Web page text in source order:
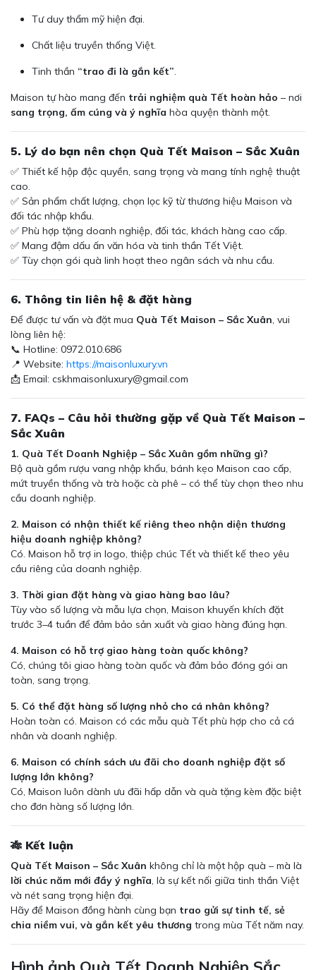
Tư duy thẩm mỹ hiện đại.
Chất liệu truyền thống Việt.
Tinh thần “trao đi là gắn kết”.
Maison tự hào mang đến trải nghiệm quà Tết hoàn hảo – nơi
sang trọng, ấm cúng và ý nghĩa hòa quyện thành một.
5. Lý do bạn nên chọn Quà Tết Maison – Sắc Xuân
✅ Thiết kế hộp độc quyền, sang trọng và mang tính nghệ thuật
cao.
✅ Sản phẩm chất lượng, chọn lọc kỹ từ thương hiệu Maison và
đối tác nhập khẩu.
✅ Phù hợp tặng doanh nghiệp, đối tác, khách hàng cao cấp.
✅ Mang đậm dấu ấn văn hóa và tinh thần Tết Việt.
✅ Tùy chọn gói quà linh hoạt theo ngân sách và nhu cầu.
6. Thông tin liên hệ & đặt hàng
Để được tư vấn và đặt mua Quà Tết Maison – Sắc Xuân, vui
lòng liên hệ:
📞 Hotline: 0972.010.686
📍 Website: https://maisonluxury.vn
📩 Email: cskhmaisonluxury@gmail.com
7. FAQs – Câu hỏi thường gặp về Quà Tết Maison –
Sắc Xuân
1. Quà Tết Doanh Nghiệp – Sắc Xuân gồm những gì?
Bộ quà gồm rượu vang nhập khẩu, bánh kẹo Maison cao cấp,
mứt truyền thống và trà hoặc cà phê – có thể tùy chọn theo nhu
cầu doanh nghiệp.
2. Maison có nhận thiết kế riêng theo nhận diện thương
hiệu doanh nghiệp không?
Có. Maison hỗ trợ in logo, thiệp chúc Tết và thiết kế theo yêu
cầu riêng của doanh nghiệp.
3. Thời gian đặt hàng và giao hàng bao lâu?
Tùy vào số lượng và mẫu lựa chọn, Maison khuyến khích đặt
trước 3–4 tuần để đảm bảo sản xuất và giao hàng đúng hạn.
4. Maison có hỗ trợ giao hàng toàn quốc không?
Có, chúng tôi giao hàng toàn quốc và đảm bảo đóng gói an
toàn, sang trọng.
5. Có thể đặt hàng số lượng nhỏ cho cá nhân không?
Hoàn toàn có. Maison có các mẫu quà Tết phù hợp cho cả cá
nhân và doanh nghiệp.
6. Maison có chính sách ưu đãi cho doanh nghiệp đặt số
lượng lớn không?
Có, Maison luôn dành ưu đãi hấp dẫn và quà tặng kèm đặc biệt
cho đơn hàng số lượng lớn.
🎋 Kết luận
Quà Tết Maison – Sắc Xuân không chỉ là một hộp quà – mà là
lời chúc năm mới đầy ý nghĩa, là sự kết nối giữa tinh thần Việt
và nét sang trọng hiện đại.
Hãy để Maison đồng hành cùng bạn trao gửi sự tinh tế, sẻ
chia niềm vui, và gắn kết yêu thương trong mùa Tết năm nay.